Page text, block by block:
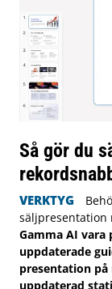
Så gör du
VERKTYG
säljpresentation
Gamma AI vara
uppdaterade
presentation
uppdaterad